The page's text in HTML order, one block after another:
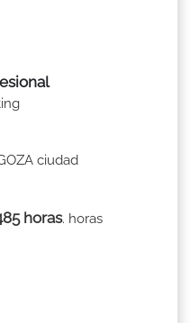
ciudad
horas. horas